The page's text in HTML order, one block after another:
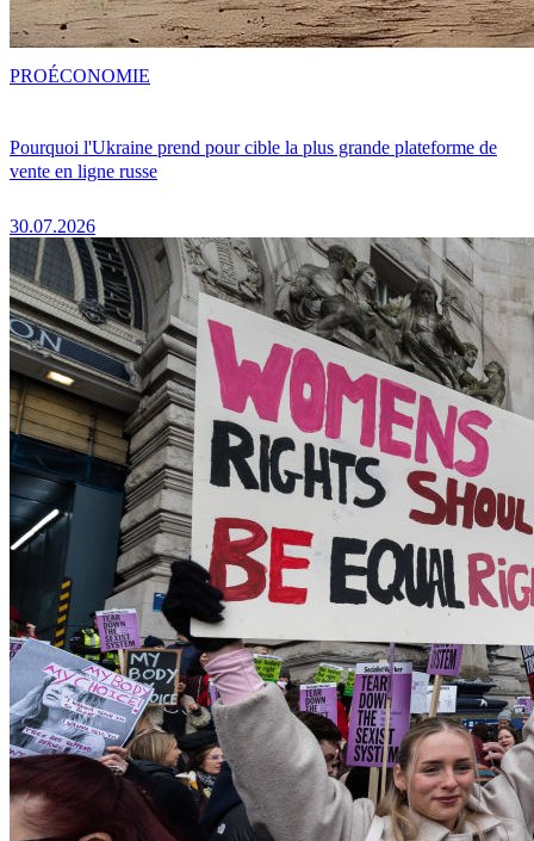
Pourquoi l'Ukraine prend pour cible la plus grande plateforme de
vente en ligne russe
30.07.2026
PROÉCONOMIE